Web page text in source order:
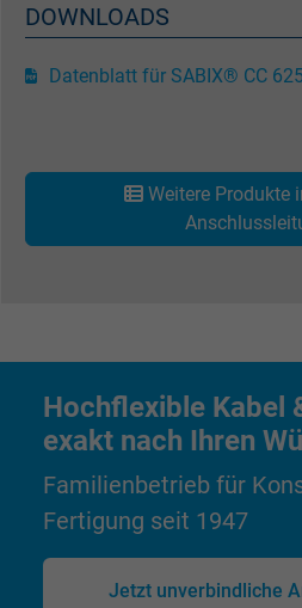
Anbieter
Laufzeit 1 Jahr
wd, Facebook
Zweck
Cookie von
Name xs, Facebook
Anbieter Facebook
DOWNLOADS
Datenblatt für SABIX® CC
Weitere Produkte
Hochflexible Kabel
exakt nach Ihren
Familienbetrieb für
Fertigung seit 1947
Jetzt unverbindliche